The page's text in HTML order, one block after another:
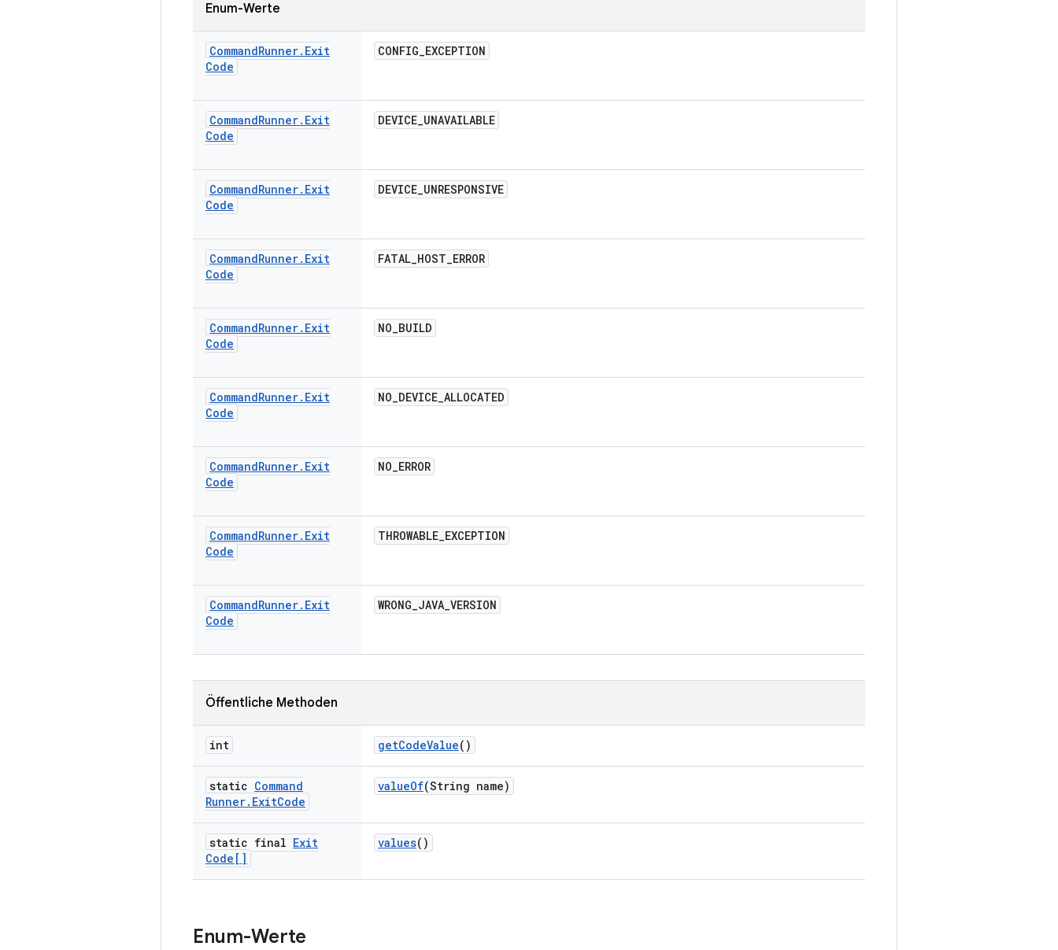
Enum-Werte
CommandRunner. Exit
Code
CONFIG_EXCEPTION
CommandRunner. Exit
Code
DEVICE_UNAVAILABLE
CommandRunner. Exit
Code
DEVICE_UNRESPONSIVE
CommandRunner. Exit
Code
FATAL_HOST_ERROR
CommandRunner. Exit
Code
NO_BUILD
CommandRunner. Exit
Code
NO_DEVICE_ALLOCATED
CommandRunner. Exit
Code
NO_ERROR
CommandRunner. Exit
Code
THROWABLE_EXCEPTION
CommandRunner. Exit
Code
WRONG_JAVA_VERSION
Öffentliche Methoden
int getCodeValue()
static Command
Runner. ExitCode
valueOf(String name)
static final Exit
Code[]
values()
Enum-Werte